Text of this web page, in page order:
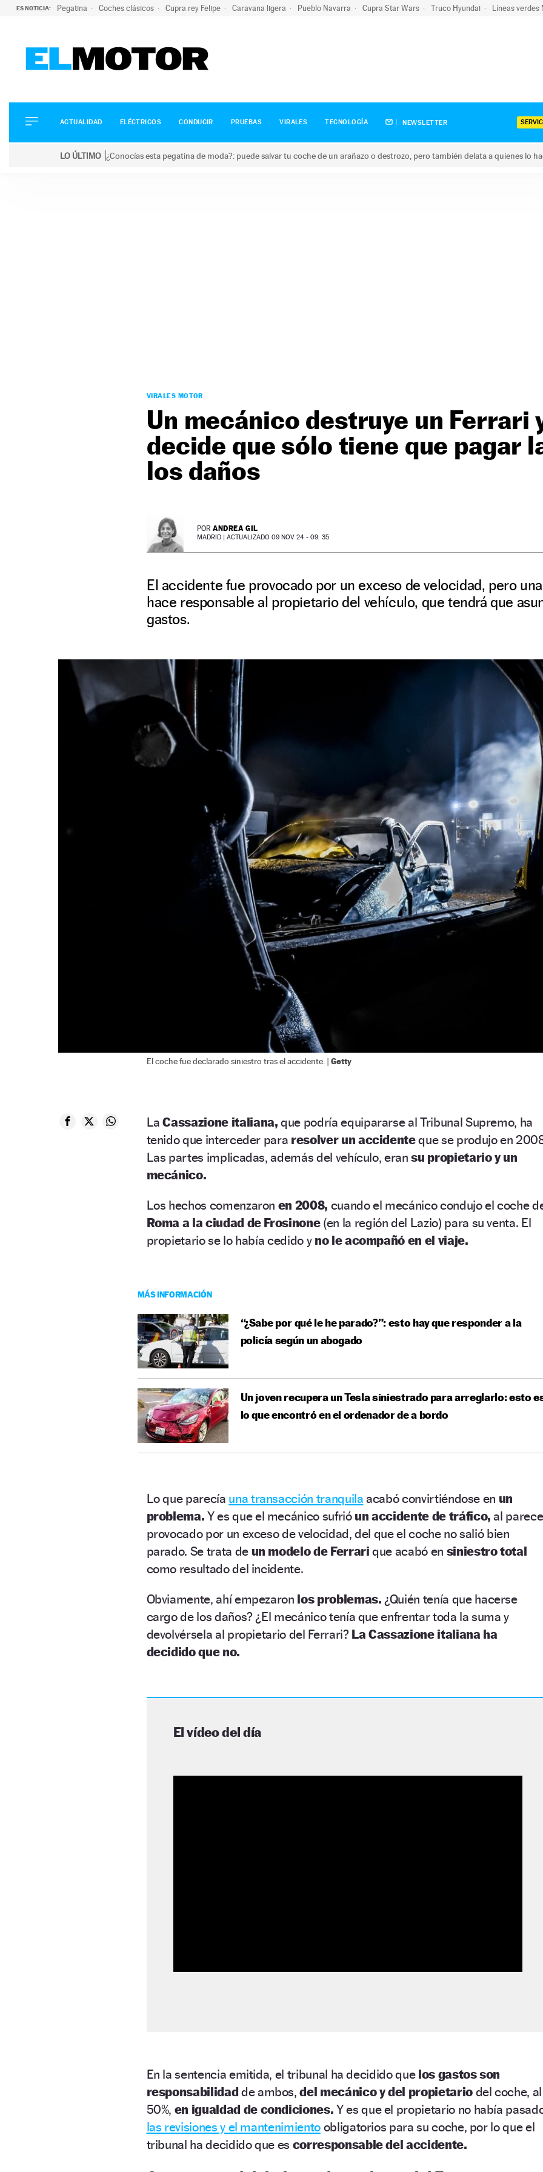
ES NOTICIA: Pegatina Coches clásicos Cupra rey Felipe Caravana ligera Pueblo Navarra Cupra Star Wars Truco Hyundai Líneas verdes
ELÉCTRICOS
CONDUCIR
ACTUALIDAD ELÉCTRICOS CONDUCIR PRUEBAS VIRALES TECNOLOGÍA NEWSLETTER
LO ÚLTIMO ¿Conocías esta pegatina de moda?: puede salvar tu coche de un arañazo o destrozo, pero también delata a quienes lo
VIRALES MOTOR
Un mecánico destruye un Ferrari
decide que sólo tiene que pagar
los daños
POR ANDREA GIL
MADRID | ACTUALIZADO 09 NOV 24 - 09: 35
El accidente fue provocado por un exceso de velocidad, pero
hace responsable al propietario del vehículo, que tendrá que
gastos.
El coche fue declarado siniestro tras el accidente. | Getty
LaCassazione italiana, que podría equipararse al Tribunal Supremo, ha
tenido que interceder para resolver un accidenteque se produjo en
Las partes implicadas, además del vehículo, eransu propietario y un
mecánico.
Los hechos comenzaron en 2008, cuando el mecánico condujo el coche
Roma a la ciudad de Frosinone(en la región del Lazio) para su venta. El
propietario se lo había cedido y no le acompañó en el viaje.
MÁS INFORMACIÓN
“¿Sabe por qué le he parado?”: esto hay que responder a la
policía según un abogado
Un joven recupera un Tesla siniestrado para arreglarlo: esto
lo que encontró en el ordenador de a bordo
Lo que parecía una transacción tranquila acabó convirtiéndose en un
problema.Y es que el mecánico sufrióun accidente de tráfico,al
provocado por un exceso de velocidad, del que el coche no salió bien
parado. Se trata deun modelo de Ferrari que acabó en siniestro total
como resultado del incidente.
Obviamente, ahí empezaron los problemas. ¿Quién tenía que hacerse
cargo de los daños? ¿El mecánico tenía que enfrentar toda la suma y
devolvérsela al propietario del Ferrari? La Cassazione italiana ha
decidido que no.
El vídeo del día
En la sentencia emitida, el tribunal ha decidido quelos gastos son
responsabilidadde ambos,del mecánico y del propietario del coche, al
50%, en igualdad de condiciones. Y es que el propietario no había
las revisiones y el mantenimientoobligatorios para su coche, por lo que el
tribunal ha decidido que es corresponsable del accidente.